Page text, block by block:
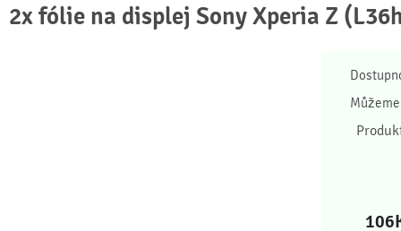
2x fólie na displej Sony Xperia Z
106